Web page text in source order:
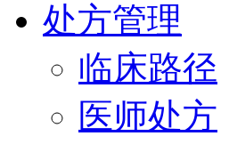
处方管理
临床路径
医师处方